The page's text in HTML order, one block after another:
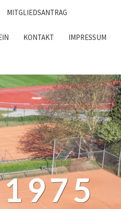
MITGLIEDSANTRAG
KONTAKT IMPRESSUM
1975